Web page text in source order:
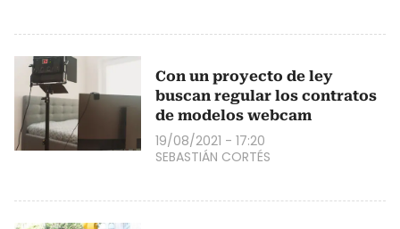
Con un proyecto de ley
buscan regular los contratos
de modelos webcam
19/08/2021 - 17:20
SEBASTIÁN CORTÉS